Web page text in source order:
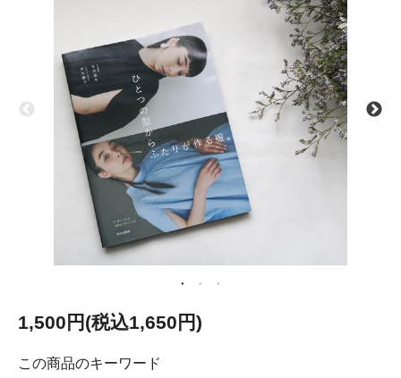
1,500円(税込1,650円)
この商品のキーワード